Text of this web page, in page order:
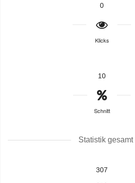
0
Klicks
10
Schnitt
Statistik gesamt
307